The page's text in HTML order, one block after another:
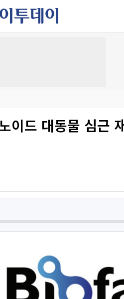
이드 대동물 심근